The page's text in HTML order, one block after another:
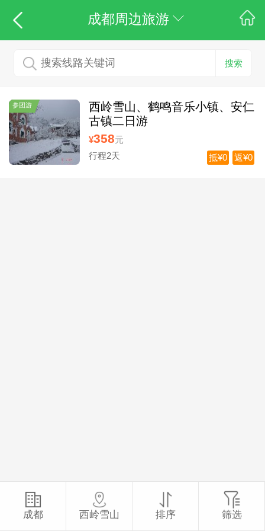
成都周边旅游
搜索
参团游
西岭雪山、鹤鸣音乐小镇、安仁
古镇二日游
¥358元
行程2天
返¥0
抵¥0
成都 西岭雪山 排序 筛选